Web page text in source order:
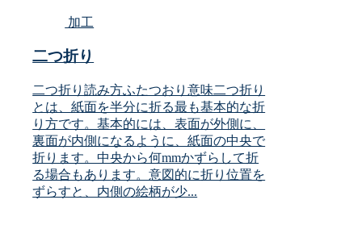
加工
二つ折り
二つ折り読み方ふたつおり意味二つ折り
とは、紙面を半分に折る最も基本的な折
り方です。基本的には、表面が外側に、
裏面が内側になるように、紙面の中央で
折ります。中央から何mmかずらして折
る場合もあります。意図的に折り位置を
ずらすと、内側の絵柄が少...